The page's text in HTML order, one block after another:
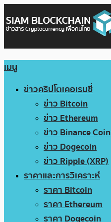
เมนู
ข่าวคริปโตเคอเรนซี่
ข่าว Bitcoin
ข่าว Ethereum
ข่าว Binance Coin
ข่าว Dogecoin
ข่าว Ripple (XRP)
ราคาและการวิเคราะห์
ราคา Bitcoin
ราคา Ethereum
ราคา Dogecoin